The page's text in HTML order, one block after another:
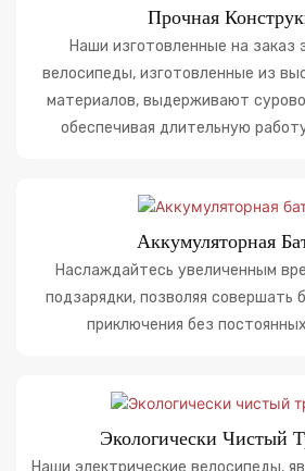
Прочная
Наши изготовленные на заказ
велосипеды, изготовленные из
материалов, выдерживают
обеспечивая длительную
Аккумуляторная
Наслаждайтесь увеличенным
подзарядки, позволяя совершать
приключения без
Экологически Чистый
Наши электрические велосипеды,